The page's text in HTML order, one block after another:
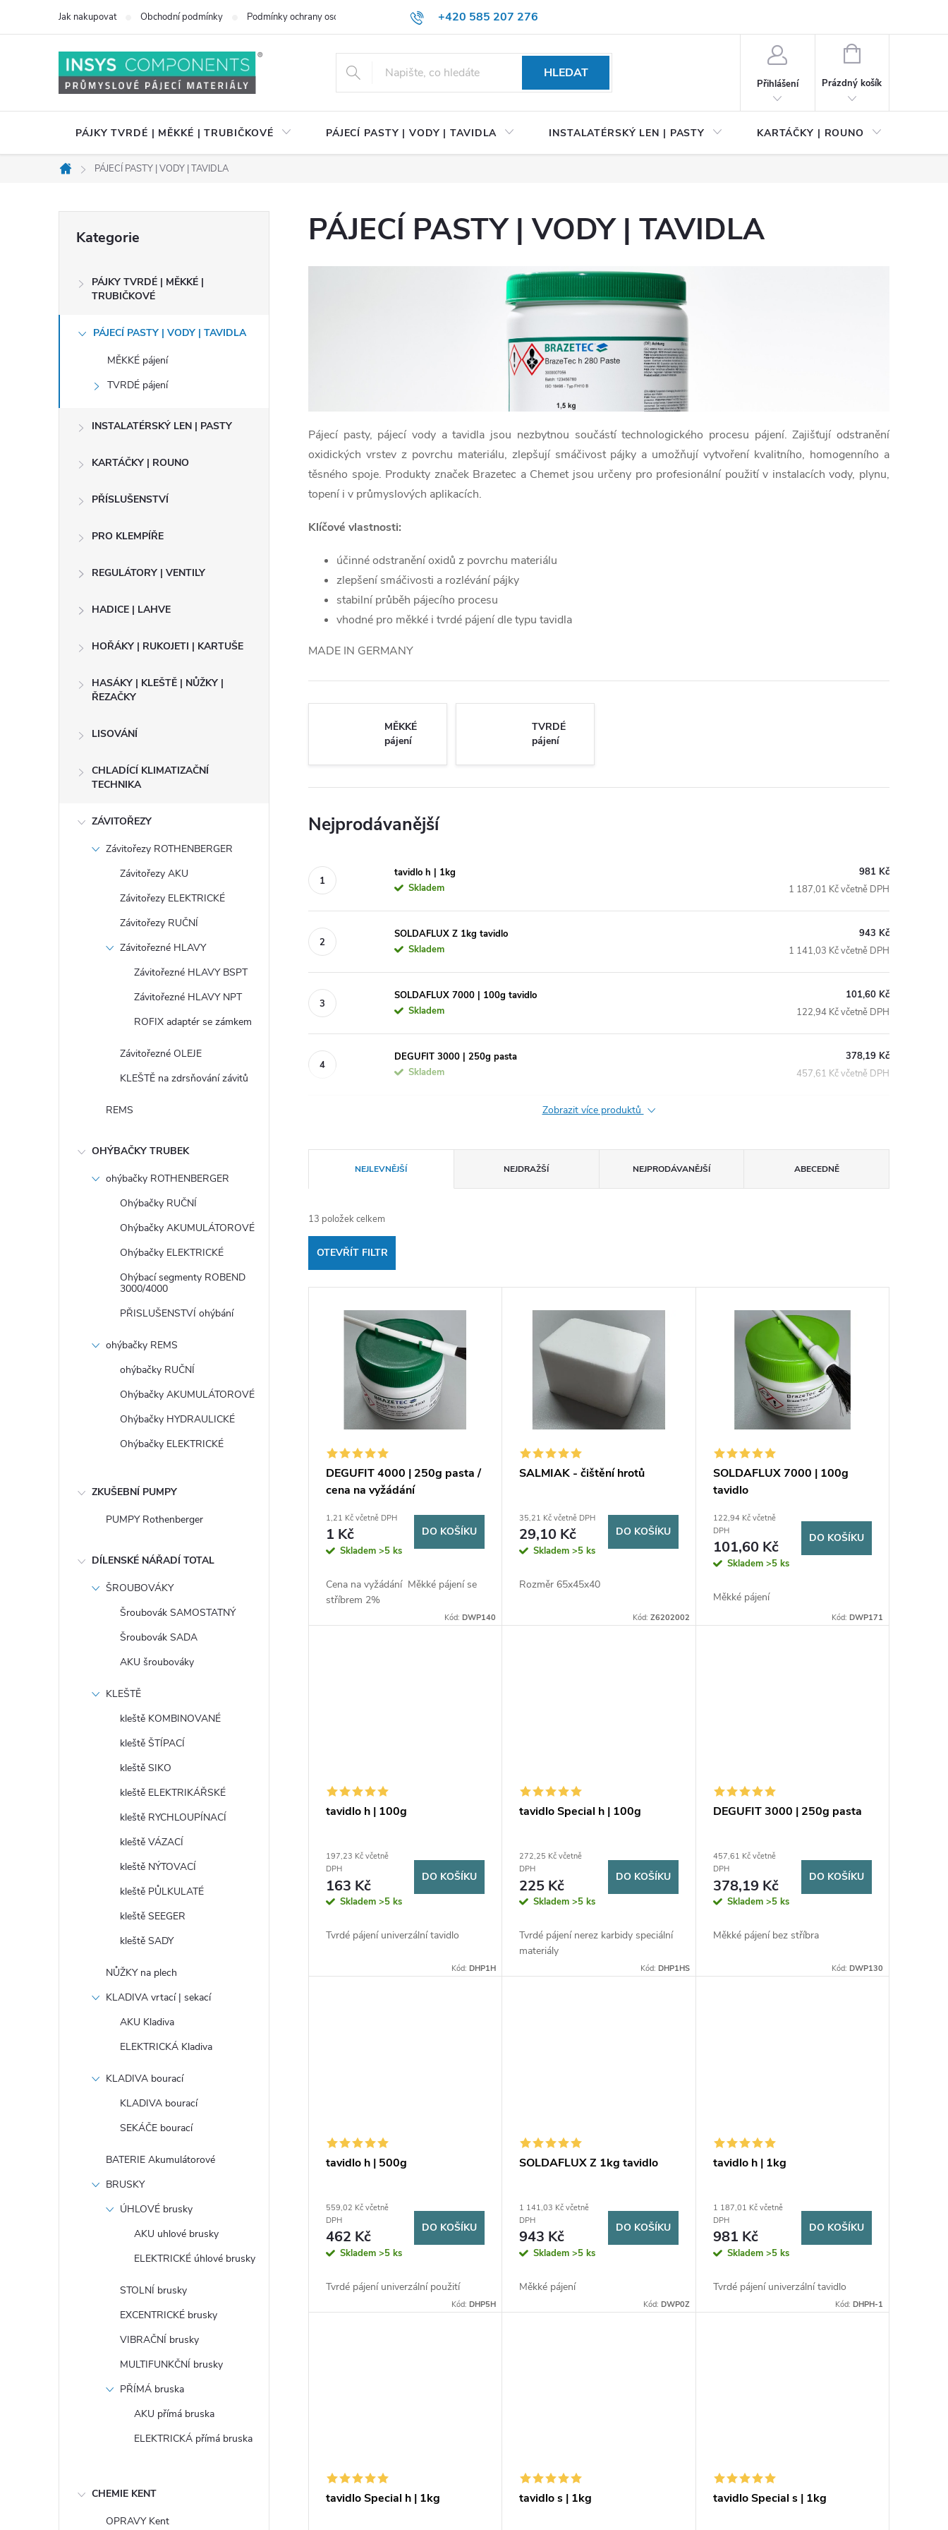
+420 585 207 276
Jak nakupovat Obchodní podmínky Podmínky ochrany osobních údajů
HLEDAT
Přihlášení
NÁKUPNÍ
Prázdný košík
PÁJKY TVRDÉ | MĚKKÉ | TRUBIČKOVÉ PÁJECÍ PASTY | VODY | TAVIDLA INSTALATÉRSKÝ LEN | PASTY KARTÁČKY | ROUNO
Domů
PÁJECÍ PASTY | VODY | TAVIDLA
a
kategorie
Kategorie
PÁJKY TVRDÉ | MĚKKÉ |
TRUBIČKOVÉ
PÁJECÍ PASTY | VODY | TAVIDLA
MĚKKÉ pájení
TVRDÉ pájení
INSTALATÉRSKÝ LEN | PASTY
KARTÁČKY | ROUNO
PŘÍSLUŠENSTVÍ
PRO KLEMPÍŘE
REGULÁTORY | VENTILY
HADICE | LAHVE
HOŘÁKY | RUKOJETI | KARTUŠE
HASÁKY | KLEŠTĚ | NŮŽKY |
ŘEZAČKY
LISOVÁNÍ
CHLADÍCÍ KLIMATIZAČNÍ
TECHNIKA
ZÁVITOŘEZY
Závitořezy ROTHENBERGER
Závitořezy AKU
Závitořezy ELEKTRICKÉ
Závitořezy RUČNÍ
Závitořezné HLAVY
Závitořezné HLAVY BSPT
Závitořezné HLAVY NPT
ROFIX adaptér se zámkem
Závitořezné OLEJE
KLEŠTĚ na zdrsňování závitů
REMS
OHÝBAČKY TRUBEK
ohýbačky ROTHENBERGER
Ohýbačky RUČNÍ
Ohýbačky AKUMULÁTOROVÉ
Ohýbačky ELEKTRICKÉ
Ohýbací segmenty ROBEND
3000/4000
PŘISLUŠENSTVÍ ohýbání
ohýbačky REMS
ohýbačky RUČNÍ
Ohýbačky AKUMULÁTOROVÉ
Ohýbačky HYDRAULICKÉ
Ohýbačky ELEKTRICKÉ
ZKUŠEBNÍ PUMPY
PUMPY Rothenberger
DÍLENSKÉ NÁŘADÍ TOTAL
ŠROUBOVÁKY
Šroubovák SAMOSTATNÝ
Šroubovák SADA
AKU šroubováky
KLEŠTĚ
kleště KOMBINOVANÉ
kleště ŠTÍPACÍ
kleště SIKO
kleště ELEKTRIKÁŘSKÉ
kleště RYCHLOUPÍNACÍ
kleště VÁZACÍ
kleště NÝTOVACÍ
kleště PŮLKULATÉ
kleště SEEGER
kleště SADY
NŮŽKY na plech
KLADIVA vrtací | sekací
AKU Kladiva
ELEKTRICKÁ Kladiva
KLADIVA bourací
KLADIVA bourací
SEKÁČE bourací
BATERIE Akumulátorové
BRUSKY
ÚHLOVÉ brusky
AKU uhlové brusky
ELEKTRICKÉ úhlové brusky
STOLNÍ brusky
EXCENTRICKÉ brusky
VIBRAČNÍ brusky
MULTIFUNKČNÍ brusky
PŘÍMÁ bruska
AKU přímá bruska
ELEKTRICKÁ přímá bruska
CHEMIE KENT
OPRAVY Kent
PÁJECÍ PASTY | VODY | TAVIDLA
Pájecí pasty, pájecí vody a tavidla jsou nezbytnou součástí technologického procesu pájení. Zajišťují odstranění
oxidických vrstev z povrchu materiálu, zlepšují smáčivost pájky a umožňují vytvoření kvalitního, homogenního a
těsného spoje. Produkty značek Brazetec a Chemetjsou určeny pro profesionální použití v instalacích vody, plynu,
topení i v průmyslových aplikacích.
Klíčové vlastnosti:
účinné odstranění oxidů z povrchu materiálu
zlepšení smáčivosti a rozlévání pájky
stabilní průběh pájecího procesu
vhodné pro měkké i tvrdé pájení dle typu tavidla
MADE IN GERMANY
MĚKKÉ
pájení
TVRDÉ
pájení
Nejprodávanější
tavidlo h | 1kg
Skladem
981 Kč
1 187,01 Kč včetně DPH
SOLDAFLUX Z 1kg tavidlo
Skladem
943 Kč
1 141,03 Kč včetně DPH
SOLDAFLUX 7000 | 100g tavidlo
Skladem
101,60 Kč
122,94 Kč včetně DPH
DEGUFIT 3000 | 250g pasta
Skladem
378,19 Kč
457,61 Kč včetně DPH
Zobrazit více produktů
a
z
e
ů
NEJLEVNĚJŠÍ NEJDRAŽŠÍ NEJPRODÁVANĚJŠÍ ABECEDNĚ
13 položek celkem
OTEVŘÍT FILTR
u
DEGUFIT 4000 | 250g pasta /
cena na vyžádání
1,21 Kč včetně DPH
1 Kč
Skladem >5 ks
DO KOŠÍKU
Cena na vyžádání Měkké pájení se
stříbrem 2%
Kód:DWP140
SALMIAK - čištění hrotů
35,21 Kč včetně DPH
29,10 Kč
Skladem>5 ks
DO KOŠÍKU
Rozměr 65x45x40
Kód: Z6202002
SOLDAFLUX 7000 | 100g
tavidlo
122,94 Kč včetně
DPH
101,60 Kč
Skladem >5 ks
DO KOŠÍKU
Měkké pájení
Kód: DWP171
tavidlo h | 100g
197,23 Kč včetně
DPH
163 Kč
Skladem >5 ks
DO KOŠÍKU
Tvrdé pájení univerzální tavidlo
Kód:DHP1H
tavidlo Special h | 100g
272,25 Kč včetně
DPH
225 Kč
Skladem>5 ks
DO KOŠÍKU
Tvrdé pájení nerez karbidy speciální
materiály
Kód: DHP1HS
DEGUFIT 3000 | 250g pasta
457,61 Kč včetně
DPH
378,19 Kč
Skladem >5 ks
DO KOŠÍKU
Měkké pájení bez stříbra
Kód: DWP130
tavidlo h | 500g
559,02 Kč včetně
DPH
462 Kč
Skladem >5 ks
DO KOŠÍKU
Tvrdé pájení univerzální použití
Kód:DHP5H
SOLDAFLUX Z 1kg tavidlo
1 141,03 Kč včetně
DPH
943 Kč
Skladem>5 ks
DO KOŠÍKU
Měkké pájení
Kód: DWP0Z
tavidlo h | 1kg
1 187,01 Kč včetně
DPH
981 Kč
Skladem >5 ks
DO KOŠÍKU
Tvrdé pájení univerzální tavidlo
Kód: DHPH-1
tavidlo Special h | 1kg tavidlo s | 1kg tavidlo Special s | 1kg